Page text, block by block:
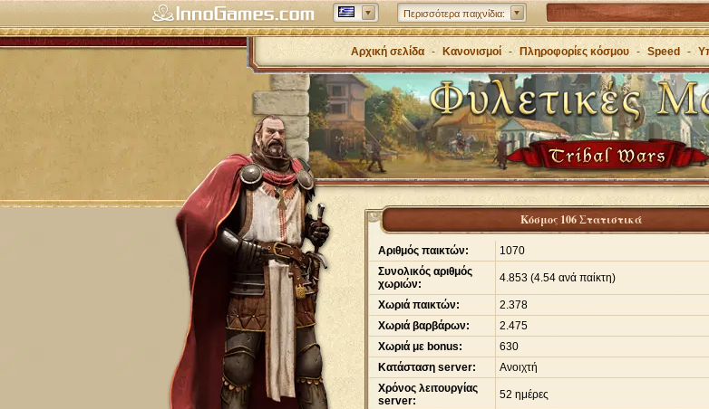
Περισσότερα παιχνίδια: Tribal Wars 2 – Η συνέχεια
Forge of Empires – Πορεύσου
στρατηγική
Grepolis – Ίδρυσε μία
Ελλάδα
Αρχική σελίδα - Κανονισμοί - Πληροφορίες κόσμου - Speed -
Κόσμος 106 Στατιστικά
Αριθμός παικτών:
1070
Συνολικός αριθμός
χωριών:
4.853 (4.54 ανά παίκτη)
Χωριά παικτών: 2.378
Χωριά βαρβάρων:
2.475
Χωριά με bonus:
630
Κατάσταση server:
Ανοιχτή
Χρόνος λειτουργίας
server:
52 ημέρες